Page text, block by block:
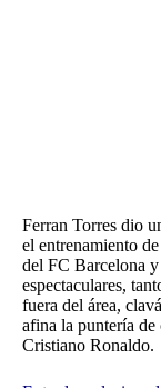
Ferran Torres dio
el entrenamiento
del FC Barcelona
espectaculares,
fuera del área,
afina la puntería de
Cristiano Ronaldo.